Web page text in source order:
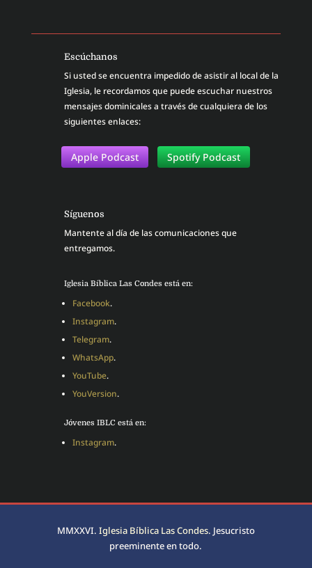
Escúchanos
Si usted se encuentra impedido de asistir al local de la
Iglesia, le recordamos que puede escuchar nuestros
mensajes dominicales a través de cualquiera de los
siguientes enlaces:
Apple Podcast Spotify Podcast
Síguenos
Mantente al día de las comunicaciones que
entregamos.
Iglesia Bíblica Las Condes está en:
Facebook.
Instagram.
Telegram.
WhatsApp.
YouTube.
YouVersion.
Jóvenes IBLC está en:
Instagram.
MMXXVI. Iglesia Bíblica Las Condes. Jesucristo
preeminente en todo.